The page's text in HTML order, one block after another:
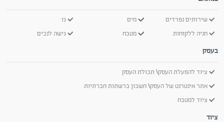
שירותים נפרדים מים
גז
חניה ללקוחות
מטבח גישה לנכים
בעסק
ציוד להפעלת העסק\ תכולת העסק
אתר אינטרנט של העסק\ חשבון ברשתות חברתיות
ציוד למטבח
ציוד